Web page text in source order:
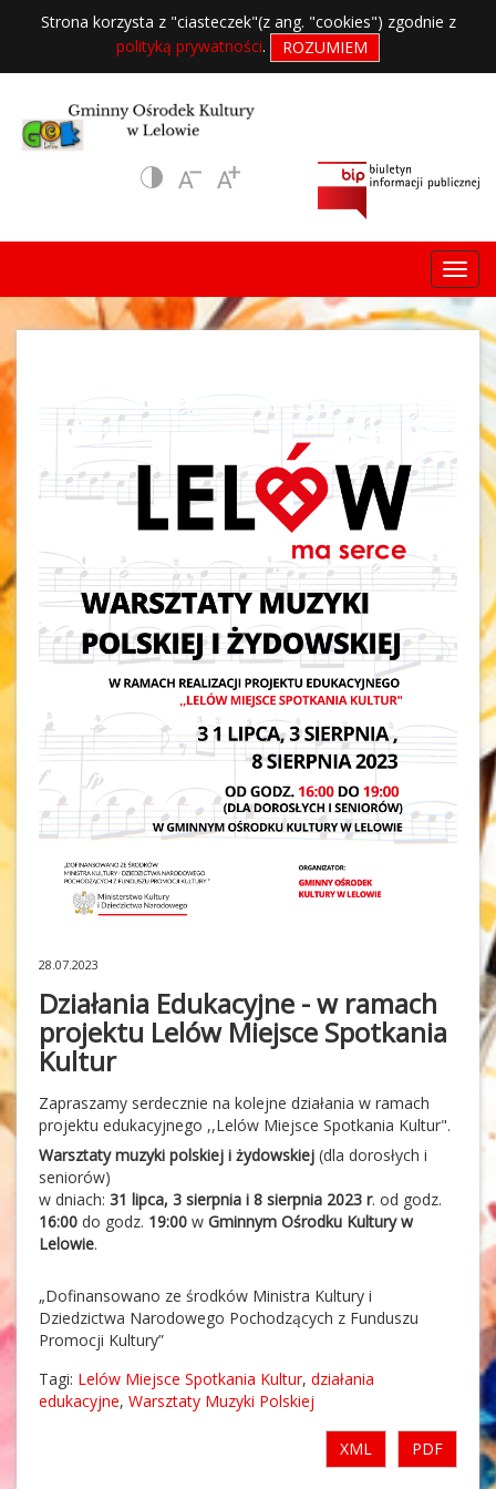
Strona korzysta z "ciasteczek"(z ang. "cookies") zgodnie z
polityką prywatności. ROZUMIEM
28.07.2023
Działania Edukacyjne - w ramach
projektu Lelów Miejsce Spotkania
Kultur
Zapraszamy serdecznie na kolejne działania w ramach
projektu edukacyjnego ,,Lelów Miejsce Spotkania Kultur".
Warsztaty muzyki polskiej i żydowskiej (dla dorosłych i
seniorów)
w dniach: 31 lipca, 3 sierpnia i 8 sierpnia 2023 r. od godz.
16:00 do godz. 19:00 w Gminnym Ośrodku Kultury w
Lelowie.
„Dofinansowano ze środków Ministra Kultury i
Dziedzictwa Narodowego Pochodzących z Funduszu
Promocji Kultury”
Tagi: Lelów Miejsce Spotkania Kultur, działania
edukacyjne, Warsztaty Muzyki Polskiej
PDF
XML